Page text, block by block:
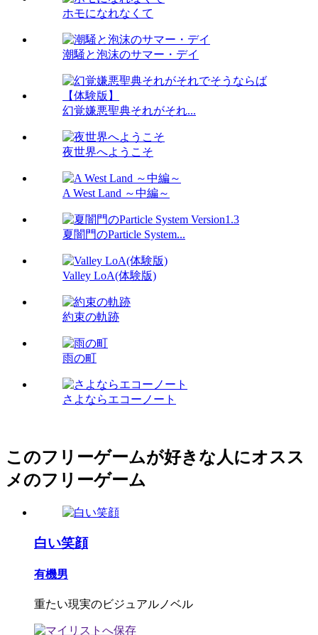
ホモになれなくて
潮騒と泡沫のサマー・デイ
幻覚嫌悪聖典それがそれ...
夜世界へようこそ
A West Land ～中編～
夏闇門のParticle System...
Valley LoA(体験版)
約束の軌跡
雨の町
さよならエコーノート
このフリーゲームが好きな人にオスス
メのフリーゲーム
白い笑顔
有機男
重たい現実のビジュアルノベル